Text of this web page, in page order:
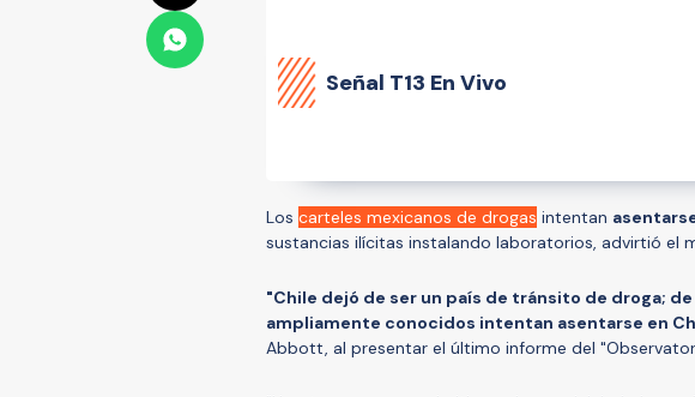
Señal T13 En Vivo
Los carteles mexicanos de drogas intentan
sustancias ilícitas instalando laboratorios, advirtió el
"Chile dejó de ser un país de tránsito de droga;
ampliamente conocidos intentan asentarse en
Abbott, al presentar el último informe del